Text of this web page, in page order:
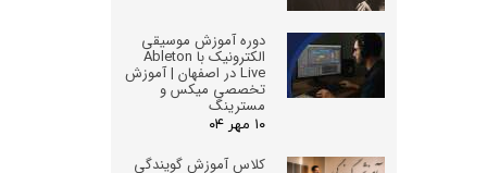
دوره آموزش موسیقی
الکترونیک با Ableton
Live در اصفهان | آموزش
تخصصی میکس و
مسترینگ
۱۰ مهر ۰۴
کلاس آموزش گویندگی